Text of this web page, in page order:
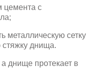
цемента с
металлическую сетку
днища.
днище протекает в